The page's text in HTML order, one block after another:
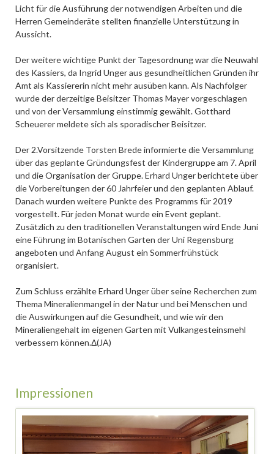
Licht für die Ausführung der notwendigen Arbeiten und die
Herren Gemeinderäte stellten finanzielle Unterstützung in
Aussicht.
Der weitere wichtige Punkt der Tagesordnung war die Neuwahl
des Kassiers, da Ingrid Unger aus gesundheitlichen Gründen ihr
Amt als Kassiererin nicht mehr ausüben kann. Als Nachfolger
wurde der derzeitige Beisitzer Thomas Mayer vorgeschlagen
und von der Versammlung einstimmig gewählt. Gotthard
Scheuerer meldete sich als sporadischer Beisitzer.
Der 2.Vorsitzende Torsten Brede informierte die Versammlung
über das geplante Gründungsfest der Kindergruppe am 7. April
und die Organisation der Gruppe. Erhard Unger berichtete über
die Vorbereitungen der 60 Jahrfeier und den geplanten Ablauf.
Danach wurden weitere Punkte des Programms für 2019
vorgestellt. Für jeden Monat wurde ein Event geplant.
Zusätzlich zu den traditionellen Veranstaltungen wird Ende Juni
eine Führung im Botanischen Garten der Uni Regensburg
angeboten und Anfang August ein Sommerfrühstück
organisiert.
Zum Schluss erzählte Erhard Unger über seine Recherchen zum
Thema Mineralienmangel in der Natur und bei Menschen und
die Auswirkungen auf die Gesundheit, und wie wir den
Mineraliengehalt im eigenen Garten mit Vulkangesteinsmehl
verbessern können.Δ(JA)
Impressionen